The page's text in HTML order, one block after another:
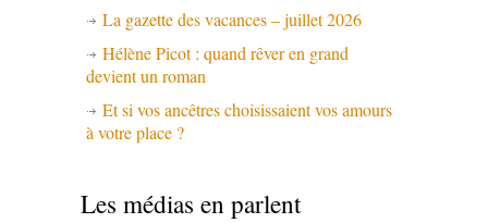
La gazette des vacances – juillet 2026
Hélène Picot : quand rêver en grand
devient un roman
Et si vos ancêtres choisissaient vos amours
à votre place ?
Les médias en parlent